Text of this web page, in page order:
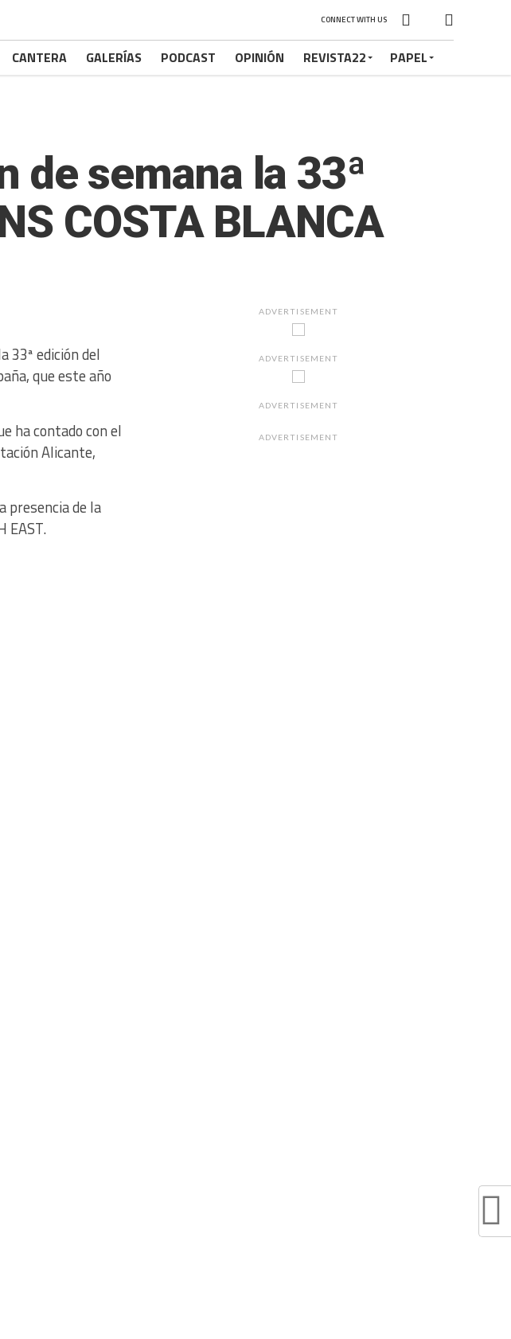
CONNECT WITH US
CANTERA GALERÍAS PODCAST OPINIÓN REVISTA22 PAPEL
de semana la 33ª
COSTA BLANCA
33ª edición del
que este año
ha contado con el
Alicante,
presencia de la
EAST.
ADVERTISEMENT
ADVERTISEMENT
ADVERTISEMENT
ADVERTISEMENT